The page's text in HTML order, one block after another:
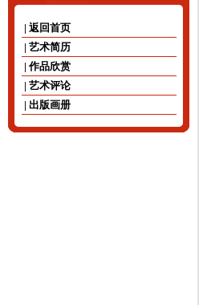
| 返回首页
| 艺术简历
| 作品欣赏
| 艺术评论
| 出版画册